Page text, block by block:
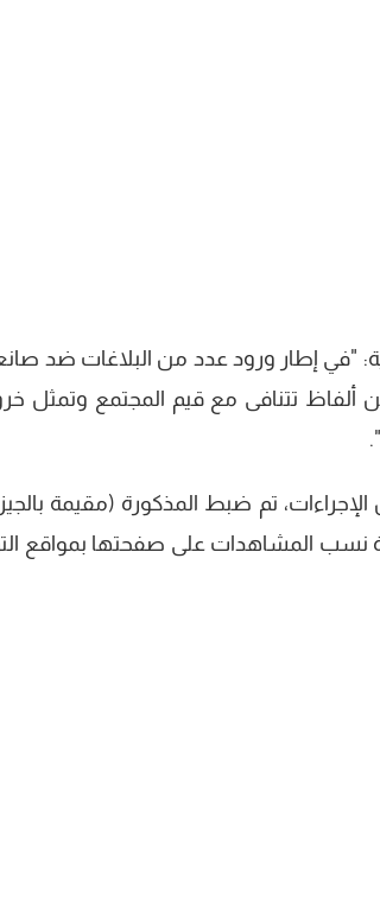
"في إطار ورود عدد من البلاغات ضد
ألفاظ تتنافى مع قيم المجتمع وتمثل
تم ضبط المذكورة (مقيمة
نسب المشاهدات على صفحتها بمواقع